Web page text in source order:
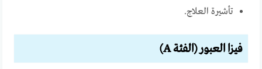
تأشيرة العلاج.
فيزا العبور (الفئة A)